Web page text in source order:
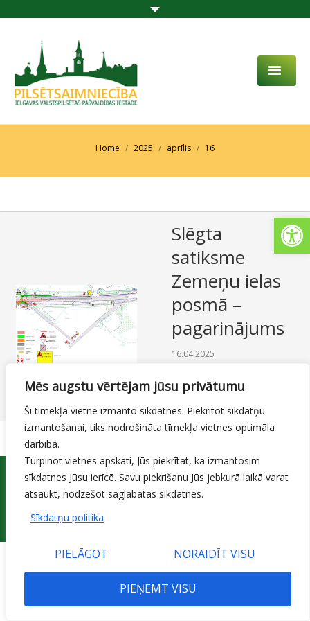
Mēs augstu vērtējam jūsu privātumu
Šī tīmekļa vietne izmanto sīkdatnes. Piekrītot sīkdatņu
izmantošanai, tiks nodrošināta tīmekļa vietnes optimāla
darbība.
Turpinot vietnes apskati, Jūs piekrītat, ka izmantosim
sīkdatnes Jūsu ierīcē. Savu piekrišanu Jūs jebkurā laikā varat
atsaukt, nodzēšot saglabātās sīkdatnes.
Sīkdatņu politika
PIELĀGOT NORAIDĪT VISU
PIEŅEMT VISU
PAR MUMS
PAKALPOJUMI
SABIEDRĪBAS LĪDZDALĪBA
KONTAKTI
SAZIŅA
Home 2025 aprīlis 16
Slēgta
satiksme
Zemeņu ielas
posmā –
pagarinājums
16.04.2025
Satiksmes ierobežojumi
© 2015 Jelgavas valstspilsētas pašvaldības iestāde 'Pilsētsaimniecība'